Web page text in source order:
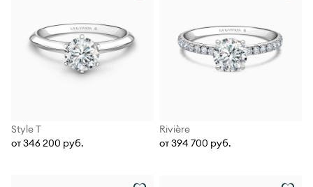
Style T
от 346 200 руб.
Rivière
от 394 700 руб.